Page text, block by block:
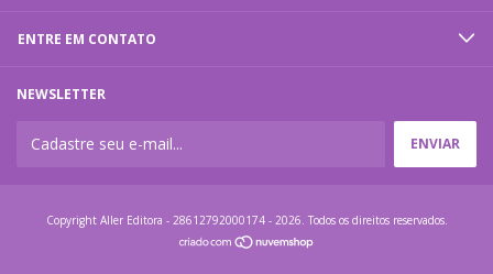
ENTRE EM CONTATO
NEWSLETTER
Copyright Aller Editora - 28612792000174 - 2026. Todos os direitos reservados.